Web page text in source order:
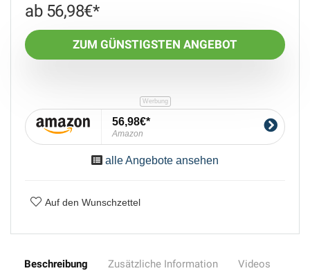
56,98€
ZUM GÜNSTIGSTEN ANGEBOT
56,98€
Amazon
alle Angebote ansehen
Auf den Wunschzettel
Beschreibung Zusätzliche Information Videos